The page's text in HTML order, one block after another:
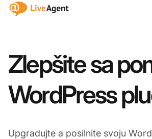
:site.title
Zlepšite sa
WordPress
Upgradujte a posilnite svoju